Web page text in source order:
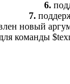
6.
7.
новый
команды